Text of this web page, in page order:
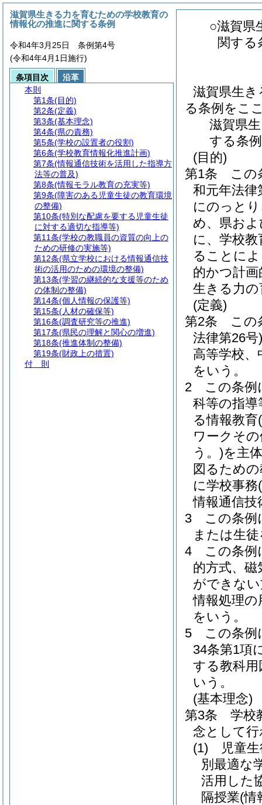
○滋賀県
関する
滋賀県生
る条例をこ
滋賀県
する条例
(目的)
第1条
この
和元年法律
にのっと
め、県お
に、学校
ることに
的かつ計
生きる力
(定義)
第2条
この
法律第26号)
高等学校
をいう。
2
この条例
科等の指
る情報教育
ワークそ
う。)を主
図るため
に学校事務
情報通信
3
この条例
または生
4
この条例
的方式、
ができな
情報処理
をいう。
5
この条例
34条第1項
する教科
いう。
(基本理念)
第3条
学校
念として
(1)
児童
別最適な
活用した
隔授業(情
滋賀県生きる力を育むための学校教育の
情報化の推進に関する条例
令和4年3月25日 条例第4号
(令和4年4月1日施行)
条項目次
沿革
本則
第1条(目的)
第2条(定義)
第3条(基本理念)
第4条(県の責務)
第5条(学校の設置者の役割)
第6条(学校教育情報化推進計画)
第7条(情報通信技術を活用した指導方
法等の普及)
第8条(情報モラル教育の充実等)
第9条(障害のある児童生徒の教育環境
の整備)
第10条(特別な配慮を要する児童生徒
に対する適切な指導等)
第11条(学校の教職員の資質の向上の
ための研修の実施等)
第12条(県立学校における情報通信技
術の活用のための環境の整備)
第13条(学習の継続的な支援等のため
の体制の整備)
第14条(個人情報の保護等)
第15条(人材の確保等)
第16条(調査研究等の推進)
第17条(県民の理解と関心の増進)
第18条(推進体制の整備)
第19条(財政上の措置)
付 則